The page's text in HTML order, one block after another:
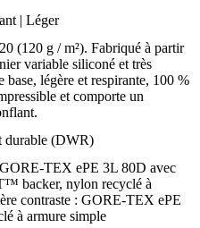
| Léger
(120 g / m²). Fabriqué à partir
variable siliconé et très
base, légère et respirante, 100 %
et comporte un
durable (DWR)
TEX ePE 3L 80D avec
backer, nylon recyclé à
contraste : GORE-TEX ePE
à armure simple